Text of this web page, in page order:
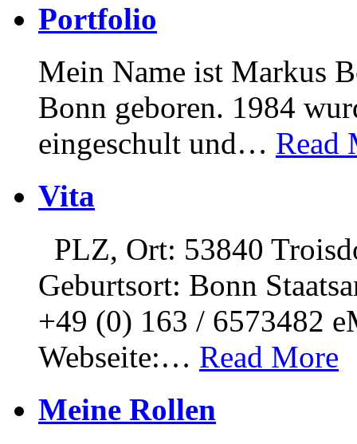
Portfolio
Mein Name ist Markus
Bonn geboren. 1984
eingeschult und… Read
Vita
PLZ, Ort: 53840
Geburtsort: Bonn
+49 (0) 163 / 6573482
Webseite:… Read More
Meine Rollen